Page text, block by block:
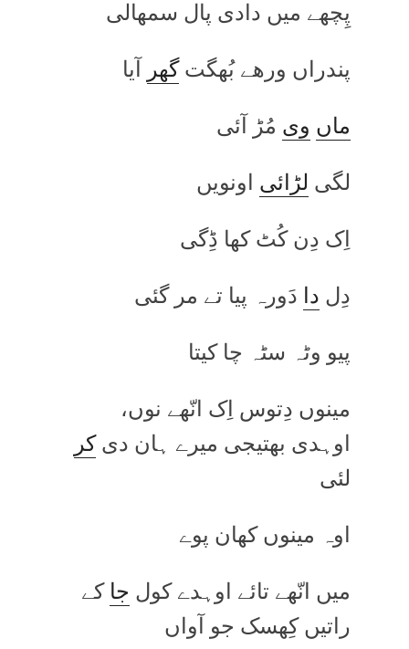
پِچھے میں دادی پال سمھالی
پندراں ورھے بُھگتگھر آیا
ماں وی مُڑ آئی
لگی لڑائی اونویں
اِک دِن کُٹ کھا ڈِگی
دِل دا دَورہ پیا تے مر گئی
پیو وٹہ سٹہ چا کیتا
مینوں دِتوس اِک انّھے نوں،
اوہدی بھتیجی میرے ہان دیکر
لئی
اوہ مینوں کھان پوے
میں انّھے تائے اوہدے کول جا کے
راتیں کِھسک جو آواں